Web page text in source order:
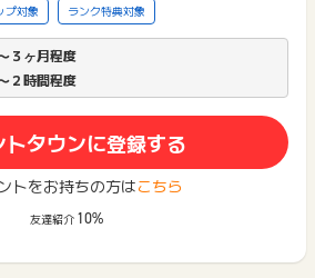
プ対象 ランク特典対象
３ヶ月程度
２時間程度
トタウンに登録する
トをお持ちの方はこちら
友達紹介 10%